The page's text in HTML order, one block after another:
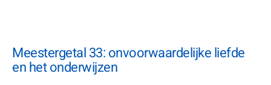
Meestergetal 33: onvoorwaardelijke liefde
en het onderwijzen